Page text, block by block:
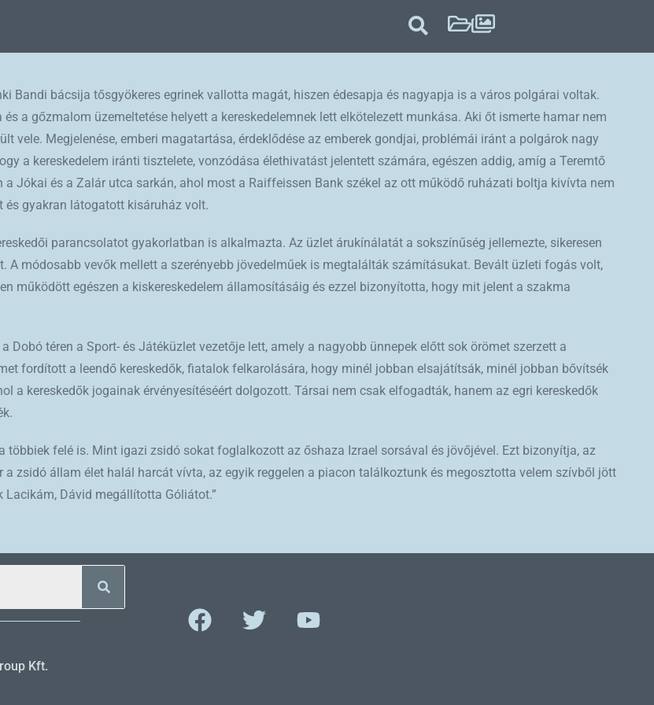
Bandi bácsija tősgyökeres egrinek vallotta magát, hiszen édesapja és nagyapja is a város polgárai voltak.
a gőzmalom üzemeltetése helyett a kereskedelemnek lett elkötelezett munkása. Aki őt ismerte hamar nem
Megjelenése, emberi magatartása, érdeklődése az emberek gondjai, problémái iránt a polgárok nagy
a kereskedelem iránti tisztelete, vonzódása élethivatást jelentett számára, egészen addig, amíg a Teremtő
Jókai és a Zalár utca sarkán, ahol most a Raiffeissen Bank székel az ott működő ruházati boltja kivívta nem
és gyakran látogatott kisáruház volt.
parancsolatot gyakorlatban is alkalmazta. Az üzlet árukínálatát a sokszínűség jellemezte, sikeresen
módosabb vevők mellett a szerényebb jövedelműek is megtalálták számításukat. Bevált üzleti fogás volt,
működött egészen a kiskereskedelem államosításáig és ezzel bizonyította, hogy mit jelent a szakma
téren a Sport- és Játéküzlet vezetője lett, amely a nagyobb ünnepek előtt sok örömet szerzett a
fordított a leendő kereskedők, fiatalok felkarolására, hogy minél jobban elsajátítsák, minél jobban bővítsék
a kereskedők jogainak érvényesítéséért dolgozott. Társai nem csak elfogadták, hanem az egri kereskedők
felé is. Mint igazi zsidó sokat foglalkozott az őshaza Izrael sorsával és jövőjével. Ezt bizonyítja, az
zsidó állam élet halál harcát vívta, az egyik reggelen a piacon találkoztunk és megosztotta velem szívből jött
Dávid megállította Góliátot.”
Kft.